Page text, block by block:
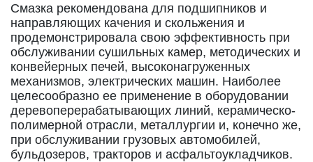
Смазка рекомендована для подшипников и
направляющих качения и скольжения и
продемонстрировала свою эффективность при
обслуживании сушильных камер, методических и
конвейерных печей, высоконагруженных
механизмов, электрических машин. Наиболее
целесообразно ее применение в оборудовании
деревоперерабатывающих линий, керамическо-
полимерной отрасли, металлургии и, конечно же,
при обслуживании грузовых автомобилей,
бульдозеров, тракторов и асфальтоукладчиков.